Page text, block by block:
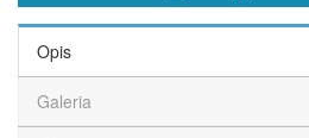
Opis
Galeria